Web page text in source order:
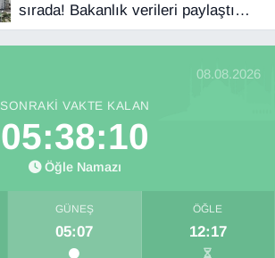
sırada! Bakanlık verileri paylaştı…
08.08.2026
SONRAKI VAKTE KALAN
05:38:10
Öğle Namazı
GÜNEŞ
05:07
ÖĞLE
12:17